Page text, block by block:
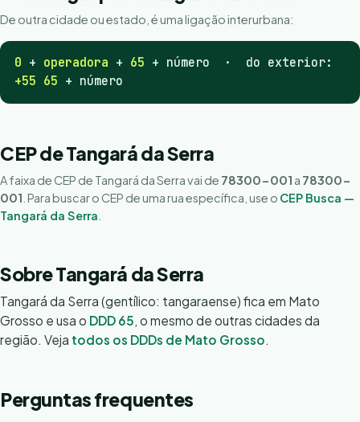
De outra cidade ou estado, é uma ligação interurbana:
0 + operadora + 65 + número · do exterior:
+55 65 + número
CEP de Tangará da Serra
A faixa de CEP de Tangará da Serra vai de 78300-001 a 78300-
001 . Para buscar o CEP de uma rua específica, use o CEP Busca —
Tangará da Serra
Sobre Tangará da Serra
Tangará da Serra (gentílico: tangaraense) fica em Mato
Grosso e usa o DDD 65, o mesmo de outras cidades da
região. Veja todos os DDDs de Mato Grosso.
Perguntas frequentes